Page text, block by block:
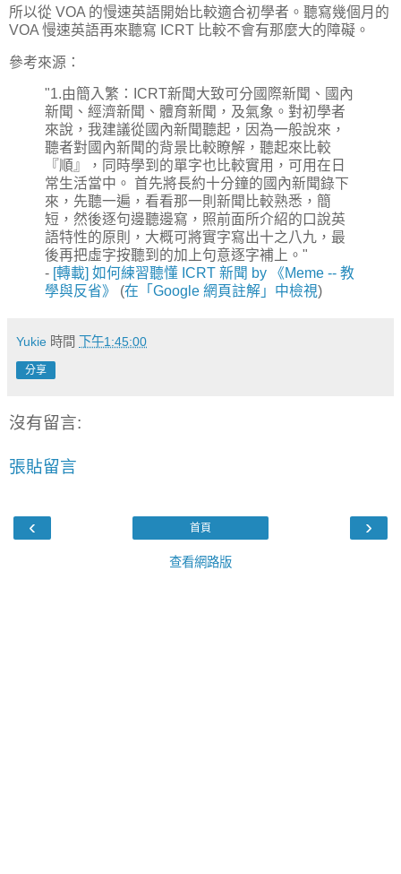
所以從 VOA 的慢速英語開始比較適合初學者。聽寫幾個月的
VOA 慢速英語再來聽寫 ICRT 比較不會有那麼大的障礙。
參考來源：
"1.由簡入繁：ICRT新聞大致可分國際新聞、國內
新聞、經濟新聞、體育新聞，及氣象。對初學者
來說，我建議從國內新聞聽起，因為一般說來，
聽者對國內新聞的背景比較瞭解，聽起來比較
『順』，同時學到的單字也比較實用，可用在日
常生活當中。 首先將長約十分鐘的國內新聞錄下
來，先聽一遍，看看那一則新聞比較熟悉，簡
短，然後逐句邊聽邊寫，照前面所介紹的口說英
語特性的原則，大概可將實字寫出十之八九，最
後再把虛字按聽到的加上句意逐字補上。"
- [轉載] 如何練習聽懂 ICRT 新聞 by 《Meme -- 教
學與反省》
(在「Google 網頁註解」中檢視)
Yukie 時間 下午1:45:00
分享
沒有留言:
張貼留言
‹ ›
首頁
查看網路版